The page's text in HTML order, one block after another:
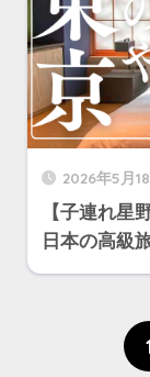
2026年5月
【子連れ星
日本の高級